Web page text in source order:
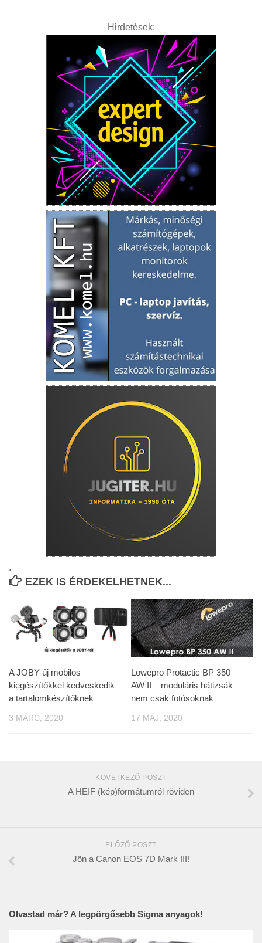
Hirdetések:
.
EZEK IS ÉRDEKELHETNEK...
A JOBY új mobilos
kiegészítőkkel kedveskedik
a tartalomkészítőknek
3 MÁRC, 2020
Lowepro Protactic BP 350
AW II – moduláris hátizsák
nem csak fotósoknak
17 MÁJ, 2020
KÖVETKEZŐ POSZT
A HEIF (kép)formátumról röviden
ELŐZŐ POSZT
Jön a Canon EOS 7D Mark III!
Olvastad már? A legpörgősebb Sigma anyagok!